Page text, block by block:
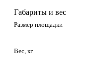
Габариты и вес
Размер площадки
Вес, кг